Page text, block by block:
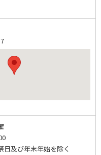
日及び年末年始を除く